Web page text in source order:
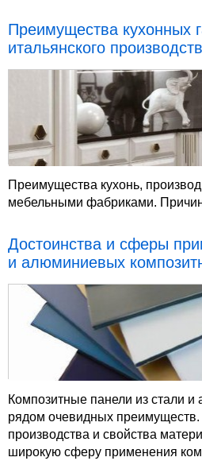
Преимущества кухонных
итальянского
Преимущества кухонь,
мебельными фабриками.
Достоинства и сферы
и алюминиевых
Композитные панели из стали
рядом очевидных преимуществ.
производства и свойства
широкую сферу применения